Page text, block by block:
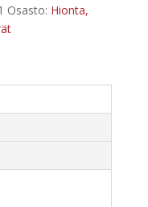
Osasto: Hionta,